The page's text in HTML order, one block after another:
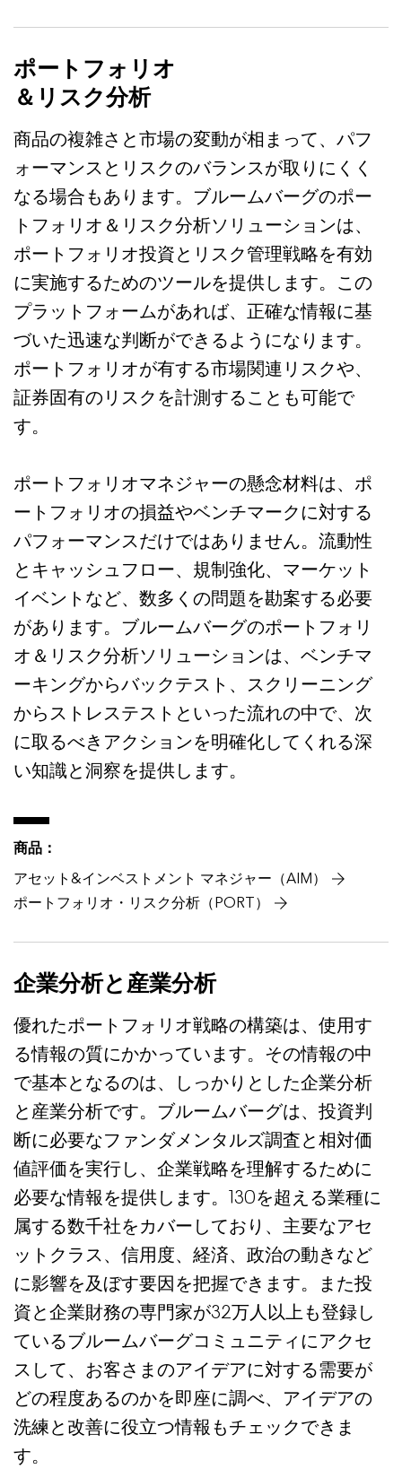
ポートフォリオ
＆リスク分析
商品の複雑さと市場の変動が相まって、パフ
ォーマンスとリスクのバランスが取りにくく
なる場合もあります。ブルームバーグのポー
トフォリオ＆リスク分析ソリューションは、
ポートフォリオ投資とリスク管理戦略を有効
に実施するためのツールを提供します。この
プラットフォームがあれば、正確な情報に基
づいた迅速な判断ができるようになります。
ポートフォリオが有する市場関連リスクや、
証券固有のリスクを計測することも可能で
す。
ポートフォリオマネジャーの懸念材料は、ポ
ートフォリオの損益やベンチマークに対する
パフォーマンスだけではありません。流動性
とキャッシュフロー、規制強化、マーケット
イベントなど、数多くの問題を勘案する必要
があります。ブルームバーグのポートフォリ
オ＆リスク分析ソリューションは、ベンチマ
ーキングからバックテスト、スクリーニング
からストレステストといった流れの中で、次
に取るべきアクションを明確化してくれる深
い知識と洞察を提供します。
商品：
アセット&インベストメント マネジャー（AIM）
ポートフォリオ・リスク分析（PORT）
企業分析と産業分析
優れたポートフォリオ戦略の構築は、使用す
る情報の質にかかっています。その情報の中
で基本となるのは、しっかりとした企業分析
と産業分析です。ブルームバーグは、投資判
断に必要なファンダメンタルズ調査と相対価
値評価を実行し、企業戦略を理解するために
必要な情報を提供します。130を超える業種に
属する数千社をカバーしており、主要なアセ
ットクラス、信用度、経済、政治の動きなど
に影響を及ぼす要因を把握できます。また投
資と企業財務の専門家が32万人以上も登録し
ているブルームバーグコミュニティにアクセ
スして、お客さまのアイデアに対する需要が
どの程度あるのかを即座に調べ、アイデアの
洗練と改善に役立つ情報もチェックできま
す。